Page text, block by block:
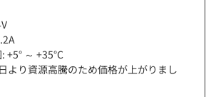
+5° ～ +35°C
より資源高騰のため価格が上がりまし